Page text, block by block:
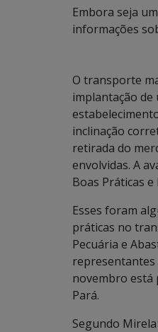
Embora seja
informações
O transporte
implantação
inclinação
retirada do
envolvidas. A
Boas Práticas
Esses foram
práticas no
Pecuária e
representantes
novembro está
Pará.
Segundo